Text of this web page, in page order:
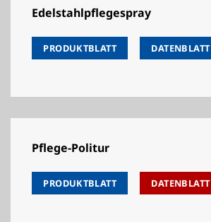
Edelstahlpflegespray
PRODUKTBLATT DATENBLATT
Pflege-Politur
PRODUKTBLATT DATENBLATT